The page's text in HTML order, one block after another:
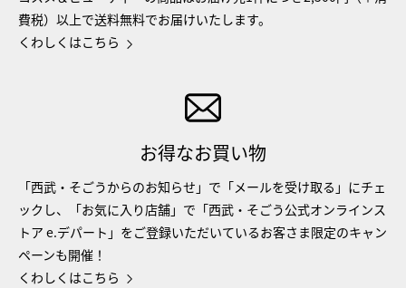
費税）以上で送料無料でお届けいたします。
くわしくはこちら
お得なお買い物
「西武・そごうからのお知らせ」で「メールを受け取る」にチェ
ックし、「お気に入り店舗」で「西武・そごう公式オンラインス
トア e.デパート」をご登録いただいているお客さま限定のキャン
ペーンも開催！
くわしくはこちら